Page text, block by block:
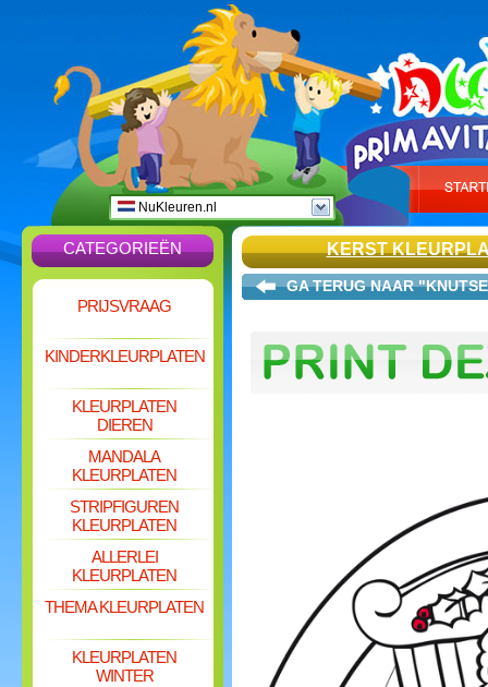
NuKleuren.nl
CATEGORIEËN
PRIJSVRAAG
KINDERKLEURPLATEN
KLEURPLATEN
DIEREN
MANDALA
KLEURPLATEN
STRIPFIGUREN
KLEURPLATEN
ALLERLEI
KLEURPLATEN
THEMA KLEURPLATEN
KLEURPLATEN
WINTER
KERST
GA TERUG NAAR